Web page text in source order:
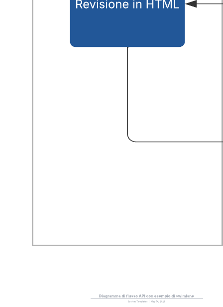
Modelli correlati